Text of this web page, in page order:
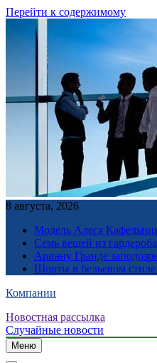
Перейти к содержимому
8 августа, 2026
Модель Алеся
Семь вещей из
Ариану Гранде
Шорты в бельевом
Компании
Новостная рассылка
Случайные новости
Меню